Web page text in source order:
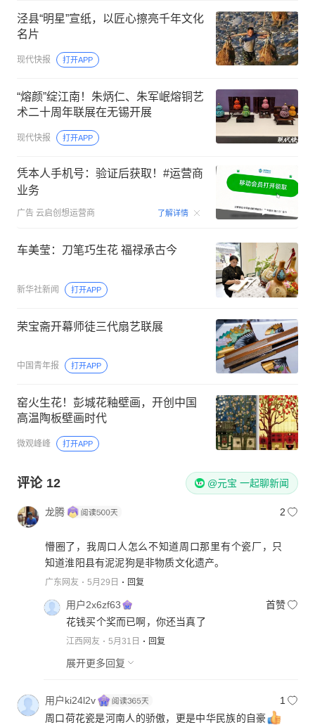
泾县“明星”宣纸，以匠心擦亮千年文化
名片
现代快报 打开APP
“熔颜”绽江南！朱炳仁、朱军岷熔铜艺
术二十周年联展在无锡开展
现代快报 打开APP
凭本人手机号：验证后获取！#运营商
业务
广告 云启创想运营商 了解详情 00:15
车美莹：刀笔巧生花 福禄承古今
新华社新闻 打开APP
荣宝斋开幕师徒三代扇艺联展
中国青年报 打开APP
窑火生花！彭城花釉壁画，开创中国
高温陶板壁画时代
微观峰峰 打开APP
评论 12 @元宝 一起聊新闻
龙腾 2
懵圈了，我周口人怎么不知道周口那里有个瓷厂，只
知道淮阳县有泥泥狗是非物质文化遗产。
广东网友 5月29日 回复
用户2x6zf63
首赞
花钱买个奖而已啊，你还当真了
江西网友 5月31日 回复
展开更多回复
用户ki24l2v
1
周口荷花瓷是河南人的骄傲，更是中华民族的自豪